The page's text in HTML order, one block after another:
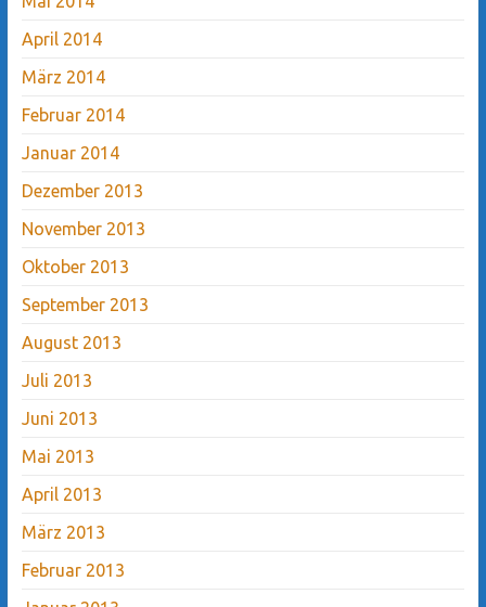
April 2014
März 2014
Februar 2014
Januar 2014
Dezember 2013
November 2013
Oktober 2013
September 2013
August 2013
Juli 2013
Juni 2013
Mai 2013
April 2013
März 2013
Februar 2013